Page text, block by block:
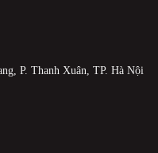
P. Thanh Xuân, TP. Hà Nội